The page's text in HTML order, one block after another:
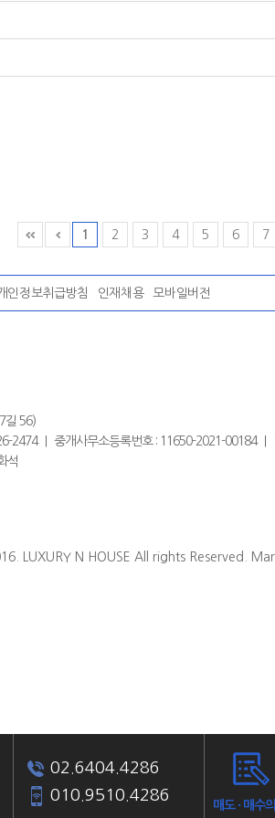
1 2 3 4 5 6 7
인정보취급방침 인재채용 모바일버전
길 56)
2474 ｜ 중개사무소등록번호 : 11650-2021-00184
석
LUXURY N HOUSE All rights Reserved.
02.6404.4286
010.9510.4286
매도 · 매수